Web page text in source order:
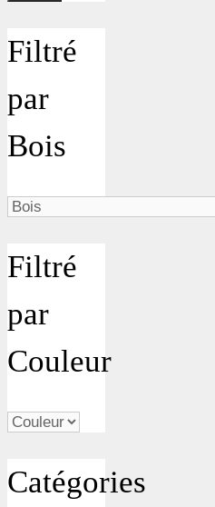
Filtré
par
Bois
Filtré
par
Couleur
Catégories